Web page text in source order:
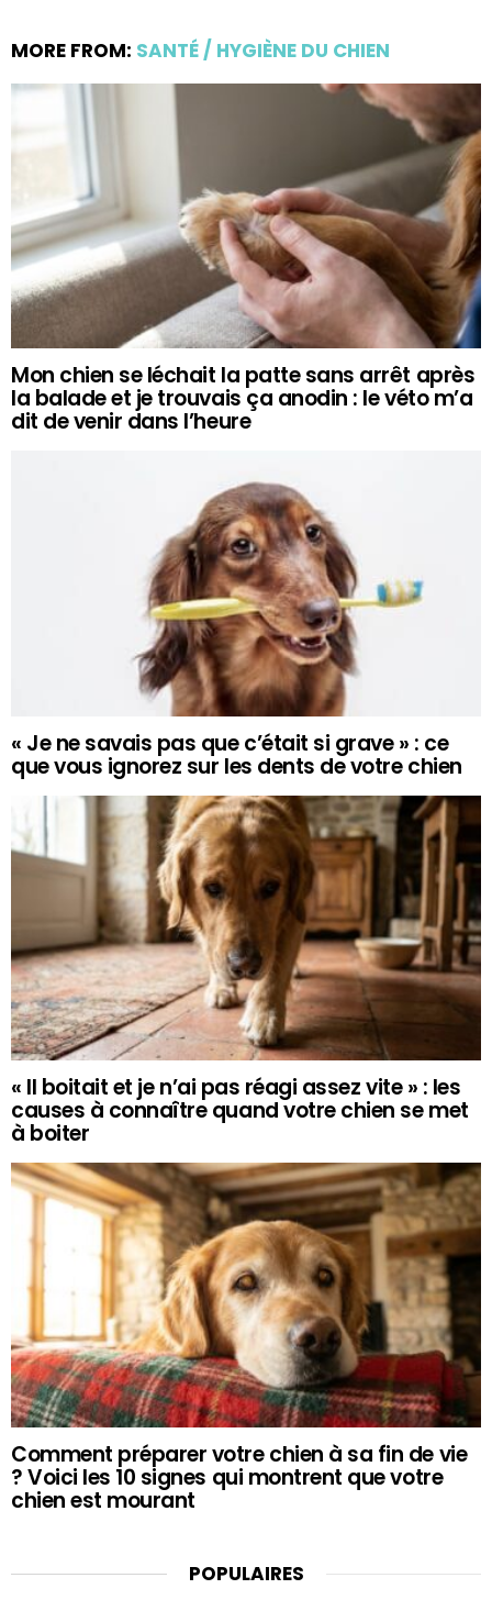
MORE FROM: SANTÉ / HYGIÈNE DU CHIEN
Mon chien se léchait la patte sans arrêt après
la balade et je trouvais ça anodin : le véto m’a
dit de venir dans l’heure
« Je ne savais pas que c’était si grave » : ce
que vous ignorez sur les dents de votre chien
« Il boitait et je n’ai pas réagi assez vite » : les
causes à connaître quand votre chien se met
à boiter
Comment préparer votre chien à sa fin de vie
? Voici les 10 signes qui montrent que votre
chien est mourant
POPULAIRES